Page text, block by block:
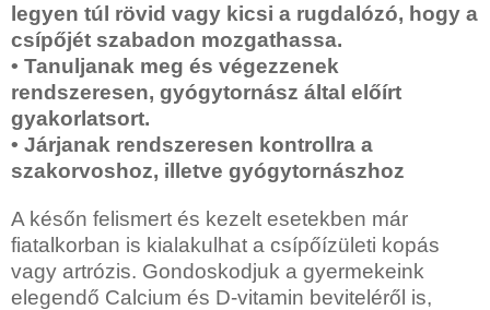
legyen túl rövid vagy kicsi a rugdalózó, hogy a
csípőjét szabadon mozgathassa.
• Tanuljanak meg és végezzenek
rendszeresen, gyógytornász által előírt
gyakorlatsort.
• Járjanak rendszeresen kontrollra a
szakorvoshoz, illetve gyógytornászhoz
A későn felismert és kezelt esetekben már
fiatalkorban is kialakulhat a csípőízületi kopás
vagy artrózis. Gondoskodjuk a gyermekeink
elegendő Calcium és D-vitamin beviteléről is,